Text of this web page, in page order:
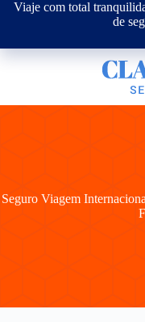
Pular
conteúdo
Viaje com total
de
Seguro Viagem